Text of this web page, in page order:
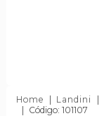
Home Landini
Código: 101107